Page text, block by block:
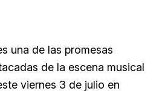
una de las promesas
de la escena musical
viernes 3 de julio en